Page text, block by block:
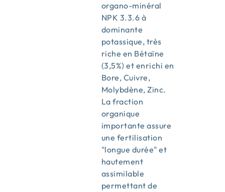
organo-minéral
NPK 3.3.6 à
dominante
potassique, très
riche en Bétaïne
(3,5%) et enrichi en
Bore, Cuivre,
Molybdène, Zinc.
La fraction
organique
importante assure
une fertilisation
"longue durée" et
hautement
assimilable
permettant de